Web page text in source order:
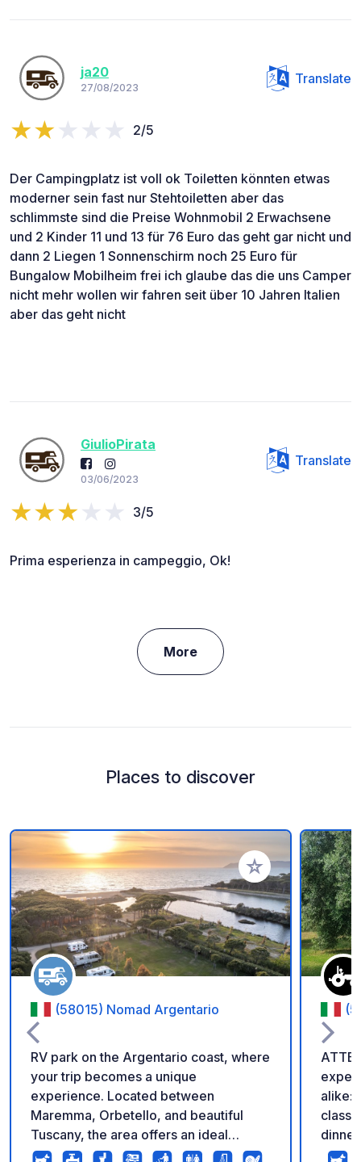
ja20
27/08/2023
Translate
2/5
Der Campingplatz ist voll ok Toiletten könnten etwas
moderner sein fast nur Stehtoiletten aber das
schlimmste sind die Preise Wohnmobil 2 Erwachsene
und 2 Kinder 11 und 13 für 76 Euro das geht gar nicht und
dann 2 Liegen 1 Sonnenschirm noch 25 Euro für
Bungalow Mobilheim frei ich glaube das die uns Camper
nicht mehr wollen wir fahren seit über 10 Jahren Italien
aber das geht nicht
GiulioPirata
03/06/2023
Translate
3/5
Prima esperienza in campeggio, Ok!
More
Places to discover
Add to your
(58015) Nomad Argentario
RV park on the Argentario coast, where
your trip becomes a unique
experience. Located between
Maremma, Orbetello, and beautiful
Tuscany, the area offers an ideal
location for a relaxing and nature-filled
alike:
dinners. Nestled in the